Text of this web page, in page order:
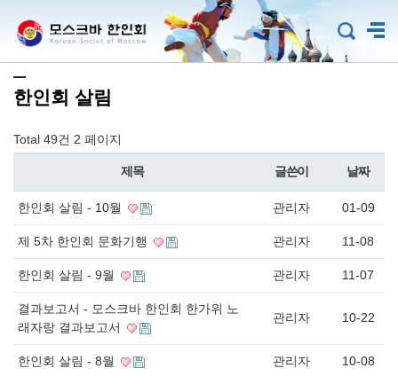
한인회 살림
Total 49건 2 페이지
제목 글쓴이 날짜
한인회 살림 - 10월 관리자 01-09
제 5차 한인회 문화기행 관리자 11-08
한인회 살림 - 9월 관리자 11-07
결과보고서 - 모스크바 한인회 한가위 노
래자랑 결과보고서
관리자 10-22
한인회 살림 - 8월 관리자 10-08